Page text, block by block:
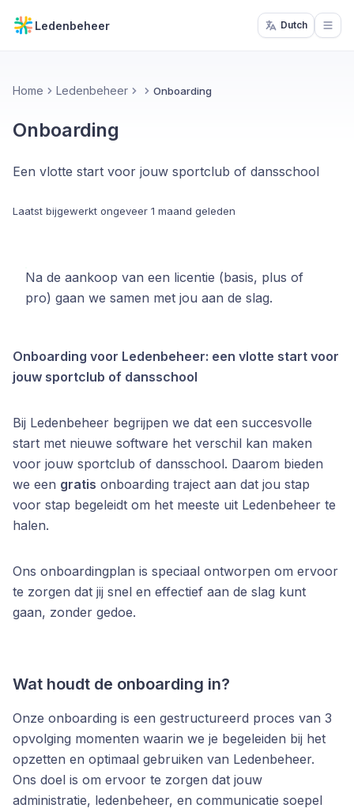
Ledenbeheer Dutch
Home Ledenbeheer Onboarding
Onboarding
Een vlotte start voor jouw sportclub of dansschool
Laatst bijgewerkt ongeveer 1 maand geleden
Na de aankoop van een licentie (basis, plus of
pro) gaan we samen met jou aan de slag.
Onboarding voor Ledenbeheer: een vlotte start voor
jouw sportclub of dansschool
Bij Ledenbeheer begrijpen we dat een succesvolle
start met nieuwe software het verschil kan maken
voor jouw sportclub of dansschool. Daarom bieden
we een gratis onboarding traject aan dat jou stap
voor stap begeleidt om het meeste uit Ledenbeheer te
halen.
Ons onboardingplan is speciaal ontworpen om ervoor
te zorgen dat jij snel en effectief aan de slag kunt
gaan, zonder gedoe.
Wat houdt de onboarding in?
Onze onboarding is een gestructureerd proces van 3
opvolging momenten waarin we je begeleiden bij het
opzetten en optimaal gebruiken van Ledenbeheer.
Ons doel is om ervoor te zorgen dat jouw
administratie, ledenbeheer, en communicatie soepel